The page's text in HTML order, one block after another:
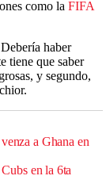
como la FIFA
haber
tiene que saber
y segundo,
a Ghana en
en la 6ta